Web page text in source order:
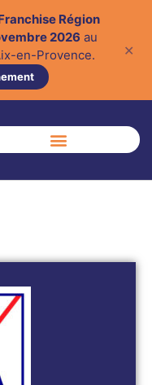
Région
2026 au
en-Provence.
✕